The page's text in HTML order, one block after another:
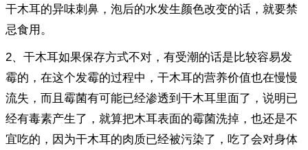
干木耳的异味刺鼻，泡后的水发生颜色改变的话，就要禁
忌食用。
2、干木耳如果保存方式不对，有受潮的话是比较容易发
霉的，在这个发霉的过程中，干木耳的营养价值也在慢慢
流失，而且霉菌有可能已经渗透到干木耳里面了，说明已
经有毒素产生了，就算把木耳表面的霉菌洗掉，也还是不
宜吃的，因为干木耳的肉质已经被污染了，吃了会对身体